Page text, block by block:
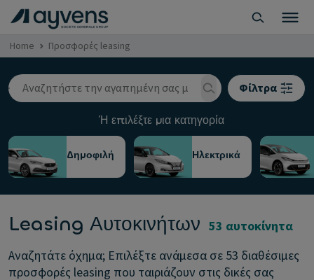
Home Προσφορές leasing
Φίλτρα
Ή επιλέξτε μια κατηγορία
Δημοφιλή Ηλεκτρικά
Leasing Αυτοκινήτων 53 αυτοκίνητα
Αναζητάτε όχημα; Επιλέξτε ανάμεσα σε 53 διαθέσιμες
προσφορές leasing που ταιριάζουν στις δικές σας